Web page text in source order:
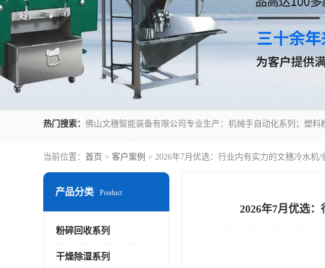
热门搜索：
当前位置： 首页 > 客户案例 > 2026年7月优选：行业内有实力的文穗冷水机
产品分类 Product
粉碎回收系列
干燥除湿系列
2026年7月优选